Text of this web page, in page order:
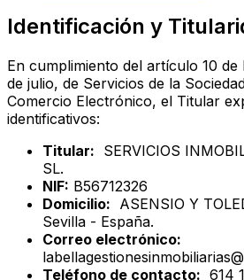
Identificación y
En cumplimiento del artículo 10 de
de julio, de Servicios de la
Comercio Electrónico, el Titular
identificativos:
Titular: SERVICIOS
SL.
NIF: B56712326
Domicilio: ASENSIO Y
Sevilla - España.
Correo electrónico:
Teléfono de contacto: 614